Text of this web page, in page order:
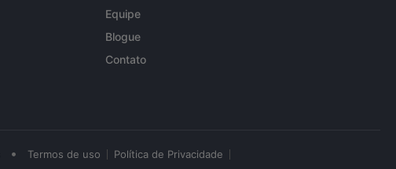
Equipe
Blogue
Contato
• Termos de uso Política de Privacidade